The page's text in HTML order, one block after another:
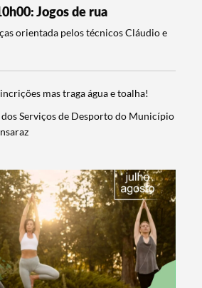
Jogos de rua
orientada pelos técnicos Cláudio e
mas traga água e toalha!
Serviços de Desporto do Município